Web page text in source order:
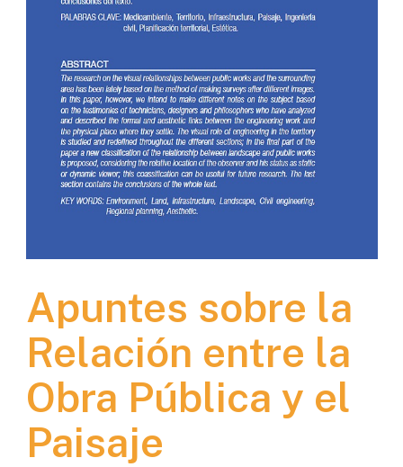
Apuntes sobre la
Relación entre la
Obra Pública y el
Paisaje